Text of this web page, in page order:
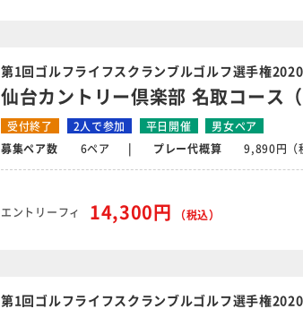
第1回ゴルフライフスクランブルゴルフ選手権
仙台カントリー倶楽部 名取コース（
受付終了 2人で参加 平日開催 男女ペア
募集ペア数 6ペア プレー代概算 9,890円（
エントリーフィ 14,300円 （税込）
第1回ゴルフライフスクランブルゴルフ選手権